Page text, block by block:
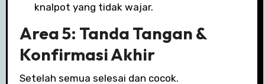
knalpot yang tidak wajar.
Area 5: Tanda Tangan &
Konfirmasi Akhir
Setelah semua selesai dan cocok.